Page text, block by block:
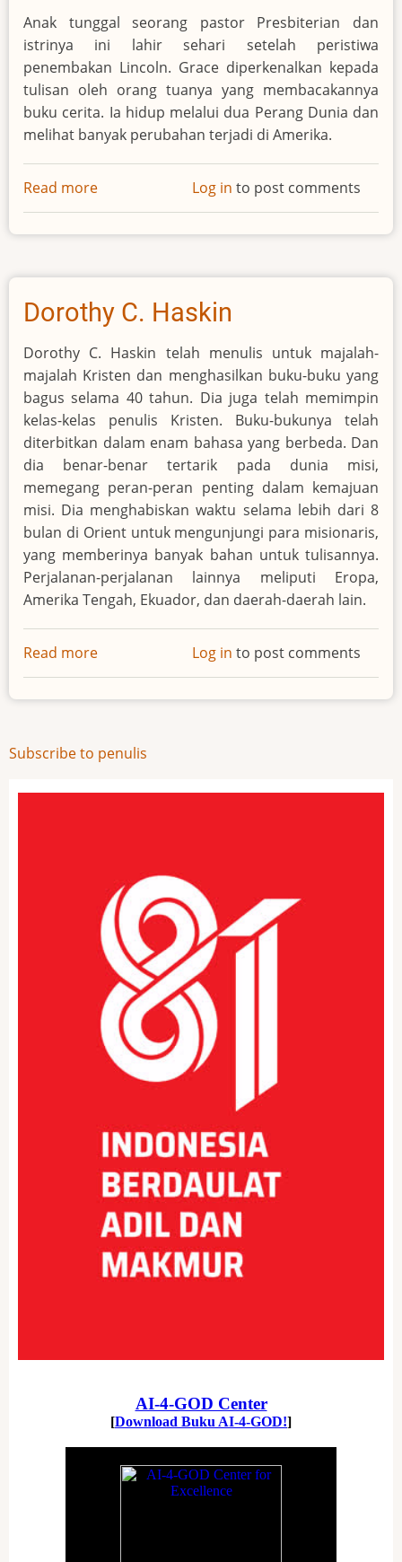
Anak tunggal seorang pastor Presbiterian dan
istrinya ini lahir sehari setelah peristiwa
penembakan Lincoln. Grace diperkenalkan kepada
tulisan oleh orang tuanya yang membacakannya
buku cerita. Ia hidup melalui dua Perang Dunia dan
melihat banyak perubahan terjadi di Amerika.
Read more
Grace
Livingston
Log in to post comments
Dorothy C. Haskin
Dorothy C. Haskin telah menulis untuk majalah-
majalah Kristen dan menghasilkan buku-buku yang
bagus selama 40 tahun. Dia juga telah memimpin
kelas-kelas penulis Kristen. Buku-bukunya telah
diterbitkan dalam enam bahasa yang berbeda. Dan
dia benar-benar tertarik pada dunia misi,
memegang peran-peran penting dalam kemajuan
misi. Dia menghabiskan waktu selama lebih dari 8
bulan di Orient untuk mengunjungi para misionaris,
yang memberinya banyak bahan untuk tulisannya.
Perjalanan-perjalanan lainnya meliputi Eropa,
Amerika Tengah, Ekuador, dan daerah-daerah lain.
Read more
Dorothy
C.
Log in to post comments
Subscribe to penulis